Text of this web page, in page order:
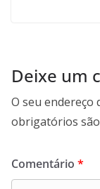
Deixe um
O seu endereço
obrigatórios
Comentário *